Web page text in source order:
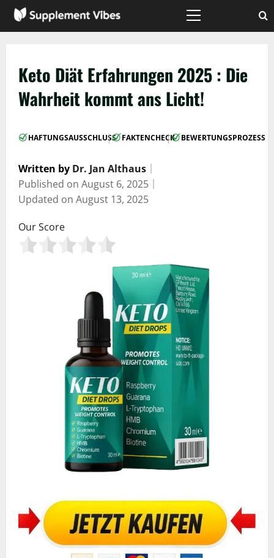
Zum
Inhalt
Hauptmenü
Keto Diät Erfahrungen 2025 : Die
Wahrheit kommt ans Licht!
HAFTUNGSAUSSCHLUSS
| FAKTENCHECK
| BEWERTUNGSPROZESS
Written by Dr. Jan Althaus
Published on August 6, 2025
Updated on August 13, 2025
Our Score